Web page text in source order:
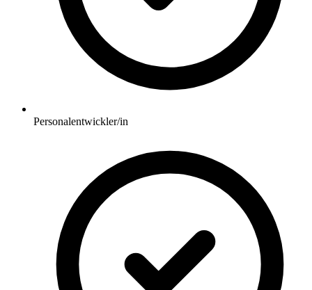
Personalentwickler/in